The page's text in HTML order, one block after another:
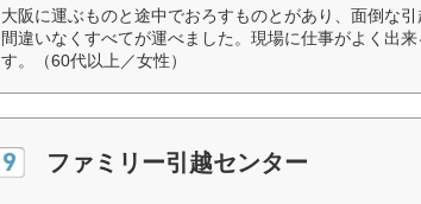
大阪に運ぶものと途中でおろすものとがあり、面倒な
間違いなくすべてが運べました。現場に仕事がよく出
す。（60代以上／女性）
ファミリー引越センター